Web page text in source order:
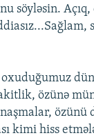
söyləsin. Açıq,
özünə
özünü
kimi hiss